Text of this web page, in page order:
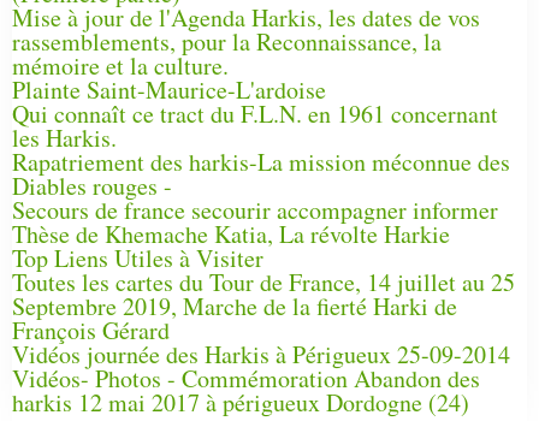
Mise à jour de l'Agenda Harkis, les dates de vos
rassemblements, pour la Reconnaissance, la
mémoire et la culture.
Plainte Saint-Maurice-L'ardoise
Qui connaît ce tract du F.L.N. en 1961 concernant
les Harkis.
Rapatriement des harkis-La mission méconnue des
Diables rouges -
Secours de france secourir accompagner informer
Thèse de Khemache Katia, La révolte Harkie
Top Liens Utiles à Visiter
Toutes les cartes du Tour de France, 14 juillet au 25
Septembre 2019, Marche de la fierté Harki de
François Gérard
Vidéos journée des Harkis à Périgueux 25-09-2014
Vidéos- Photos - Commémoration Abandon des
harkis 12 mai 2017 à périgueux Dordogne (24)